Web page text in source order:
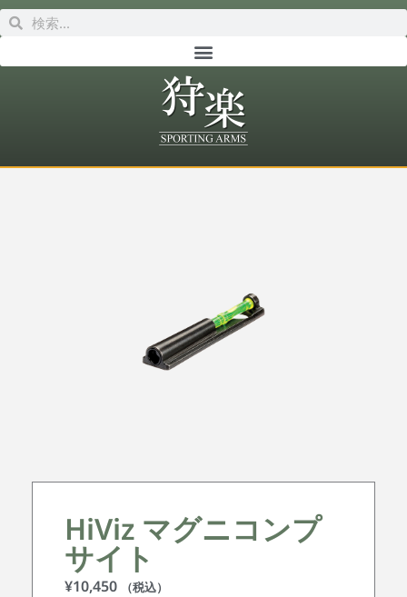
HiViz マグニコンプ
サイト
¥10,450 （税込）